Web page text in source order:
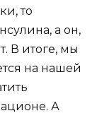
то
а он,
В итоге, мы
на нашей
А